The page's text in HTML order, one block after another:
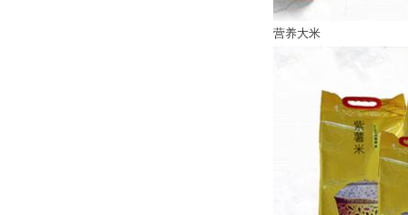
营养大米